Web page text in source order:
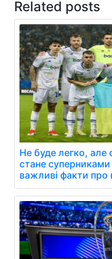
Related posts
Не буде легко, але
стане суперниками
важливі факти про